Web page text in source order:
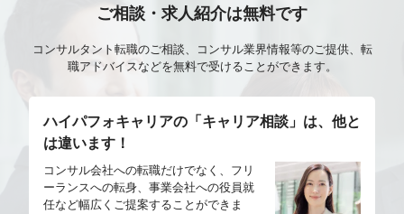
ご相談・求人紹介は無料です
コンサルタント転職のご相談、コンサル業界情報等のご提供、転
職アドバイスなどを無料で受けることができます。
ハイパフォキャリアの「キャリア相談」は、他と
は違います！
コンサル会社への転職だけでなく、フリ
ーランスへの転身、事業会社への役員就
任など幅広くご提案することができま